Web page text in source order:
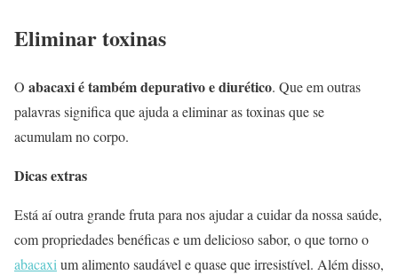
Eliminar toxinas
O abacaxi é também depurativo e diurético. Que em outras
palavras significa que ajuda a eliminar as toxinas que se
acumulam no corpo.
Dicas extras
Está aí outra grande fruta para nos ajudar a cuidar da nossa saúde,
com propriedades benéficas e um delicioso sabor, o que torno o
abacaxi um alimento saudável e quase que irresistível. Além disso,